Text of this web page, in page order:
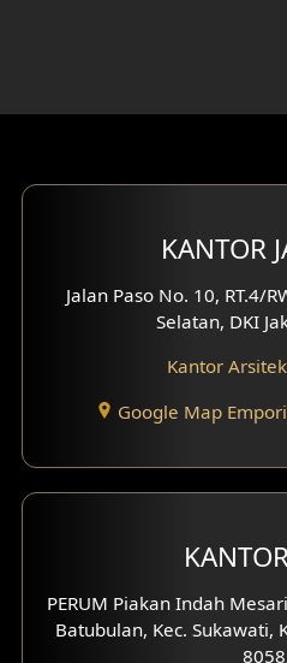
Desain Rumah 2
Desain Ruang
Eksterior Tampak
Desain Eksterior Villa
Desain Eksterior Ruko
Desain Eksterior
KANTOR
Jalan Paso No. 10, RT.4/
Selatan, DKI
Kantor
Google Map
PERUM Piakan Indah
Batubulan, Kec. Sukawati,